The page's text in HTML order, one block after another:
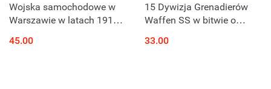
Wojska samochodowe w
Warszawie w latach 1918-
45.00
15 Dywizja Grenadierów
Waffen SS w bitwie o
dokumentów
33.00